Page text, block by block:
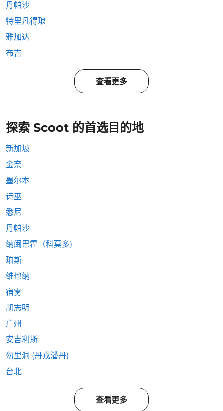
丹帕沙
特里凡得琅
雅加达
布吉
查看更多
探索 Scoot 的首选目的地
新加坡
金奈
墨尔本
诗巫
悉尼
丹帕沙
纳闽巴霍（科莫多)
珀斯
维也纳
宿雾
胡志明
广州
安吉利斯
勿里洞 (丹戎潘丹)
台北
查看更多